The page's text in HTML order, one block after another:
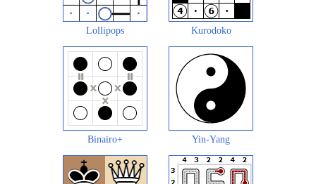
Lollipops Kurodoko
Binairo+ Yin-Yang